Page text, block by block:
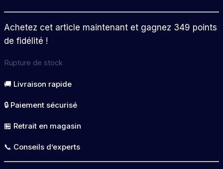
Achetez cet article maintenant et gagnez 349 points
de fidélité !
Rupture de stock
🚚 Livraison rapide
🔒 Paiement sécurisé
🏪 Retrait en magasin
📞 Conseils d’experts